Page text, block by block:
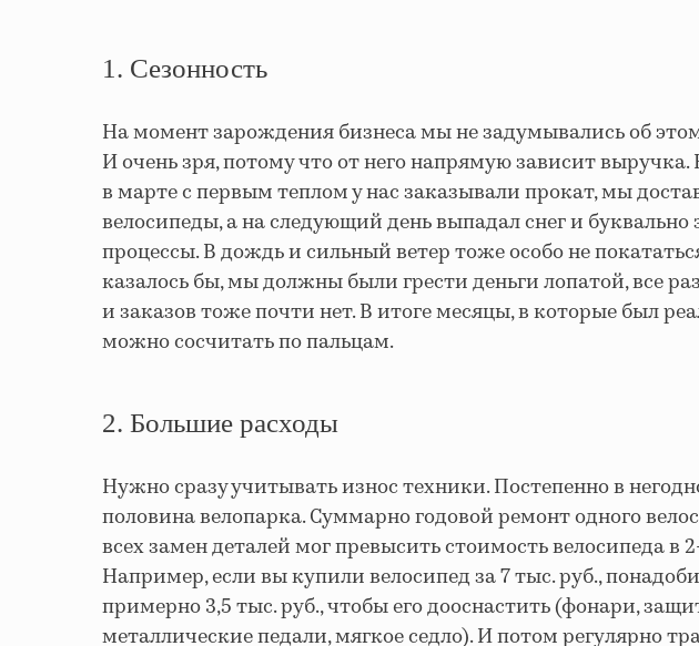
1. Сезонность
На момент зарождения бизнеса мы не задумывались об
И очень зря, потому что от него напрямую зависит
в марте с первым теплом у нас заказывали прокат, мы
велосипеды, а на следующий день выпадал снег и
процессы. В дождь и сильный ветер тоже особо не
казалось бы, мы должны были грести деньги лопатой, все
и заказов тоже почти нет. В итоге месяцы, в которые был
можно сосчитать по пальцам.
2. Большие расходы
Нужно сразу учитывать износ техники. Постепенно в
половина велопарка. Суммарно годовой ремонт одного
всех замен деталей мог превысить стоимость велосипеда в
Например, если вы купили велосипед за 7 тыс. руб.,
примерно 3,5 тыс. руб., чтобы его дооснастить (фонари,
металлические педали, мягкое седло). И потом регулярно